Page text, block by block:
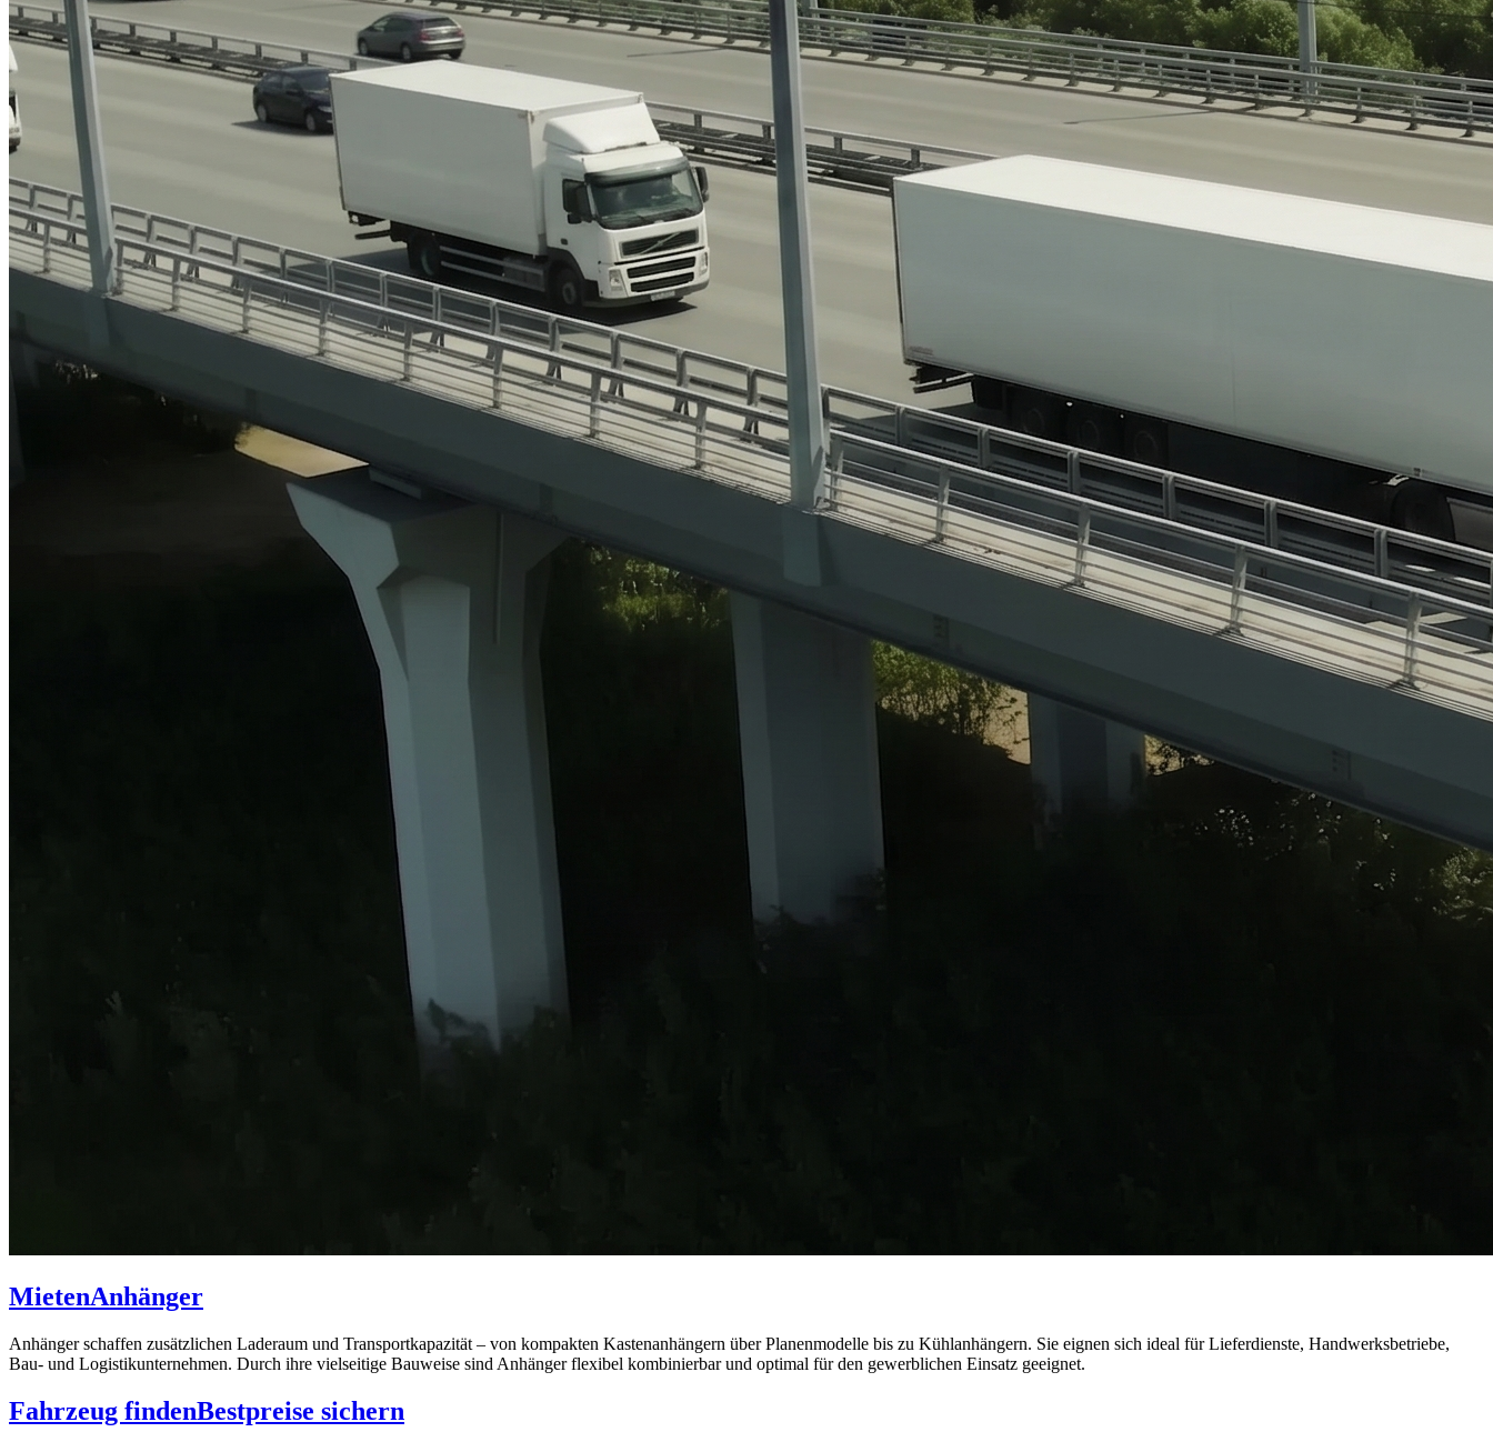
MietenAnhänger
Anhänger schaffen zusätzlichen Laderaum und Transportkapazität – von kompakten Kastenanhängern über Planenmodelle bis zu Kühlanhängern. Sie eignen sich ideal für Lieferdienste, Handwerksbetriebe,
Bau- und Logistikunternehmen. Durch ihre vielseitige Bauweise sind Anhänger flexibel kombinierbar und optimal für den gewerblichen Einsatz geeignet.
Fahrzeug findenBestpreise sichern